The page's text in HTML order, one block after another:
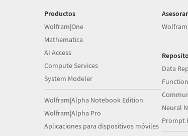
Productos
Wolfram|One
Mathematica
AI Access
Compute Services
System Modeler
Wolfram|Alpha Notebook Edition
Wolfram|Alpha Pro
Aplicaciones para dispositivos móviles
Data
Neural
Prompt